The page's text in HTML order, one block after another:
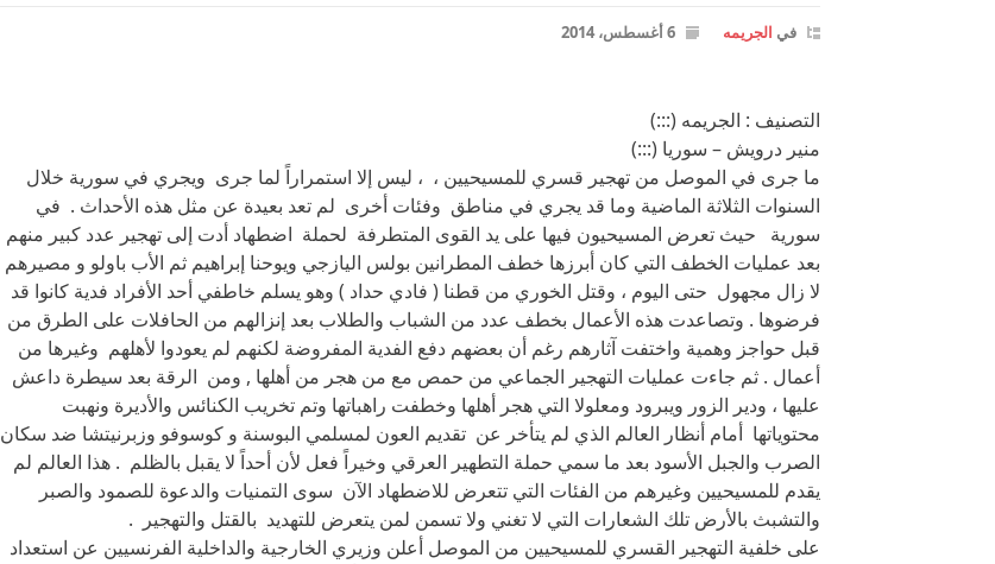
في الجريمه 6 أغسطس، 2014
التصنيف : الجريمه (:::)
منير درويش – سوريا (:::)
ما جرى في الموصل من تهجير قسري للمسيحيين ، ، ليس إلا استمراراً لما جرى ويجري في سورية خلال
السنوات الثلاثة الماضية وما قد يجري في مناطق وفئات أخرى لم تعد بعيدة عن مثل هذه الأحداث . في
سورية حيث تعرض المسيحيون فيها على يد القوى المتطرفة لحملة اضطهاد أدت إلى تهجير عدد كبير منهم
بعد عمليات الخطف التي كان أبرزها خطف المطرانين بولس اليازجي ويوحنا إبراهيم ثم الأب باولو و مصيرهم
لا زال مجهول حتى اليوم ، وقتل الخوري من قطنا ( فادي حداد ) وهو يسلم خاطفي أحد الأفراد فدية كانوا قد
فرضوها . وتصاعدت هذه الأعمال بخطف عدد من الشباب والطلاب بعد إنزالهم من الحافلات على الطرق من
قبل حواجز وهمية واختفت آثارهم رغم أن بعضهم دفع الفدية المفروضة لكنهم لم يعودوا لأهلهم وغيرها من
أعمال . ثم جاءت عمليات التهجير الجماعي من حمص مع من هجر من أهلها , ومن الرقة بعد سيطرة داعش
عليها ، ودير الزور ويبرود ومعلولا التي هجر أهلها وخطفت راهباتها وتم تخريب الكنائس والأديرة ونهبت
محتوياتها أمام أنظار العالم الذي لم يتأخر عن تقديم العون لمسلمي البوسنة و كوسوفو وزبرنيتشا ضد سكان
الصرب والجبل الأسود بعد ما سمي حملة التطهير العرقي وخيراً فعل لأن أحداً لا يقبل بالظلم . هذا العالم لم
يقدم للمسيحيين وغيرهم من الفئات التي تتعرض للاضطهاد الآن سوى التمنيات والدعوة للصمود والصبر
والتشبث بالأرض تلك الشعارات التي لا تغني ولا تسمن لمن يتعرض للتهديد بالقتل والتهجير .
على خلفية التهجير القسري للمسيحيين من الموصل أعلن وزيري الخارجية والداخلية الفرنسيين عن استعداد